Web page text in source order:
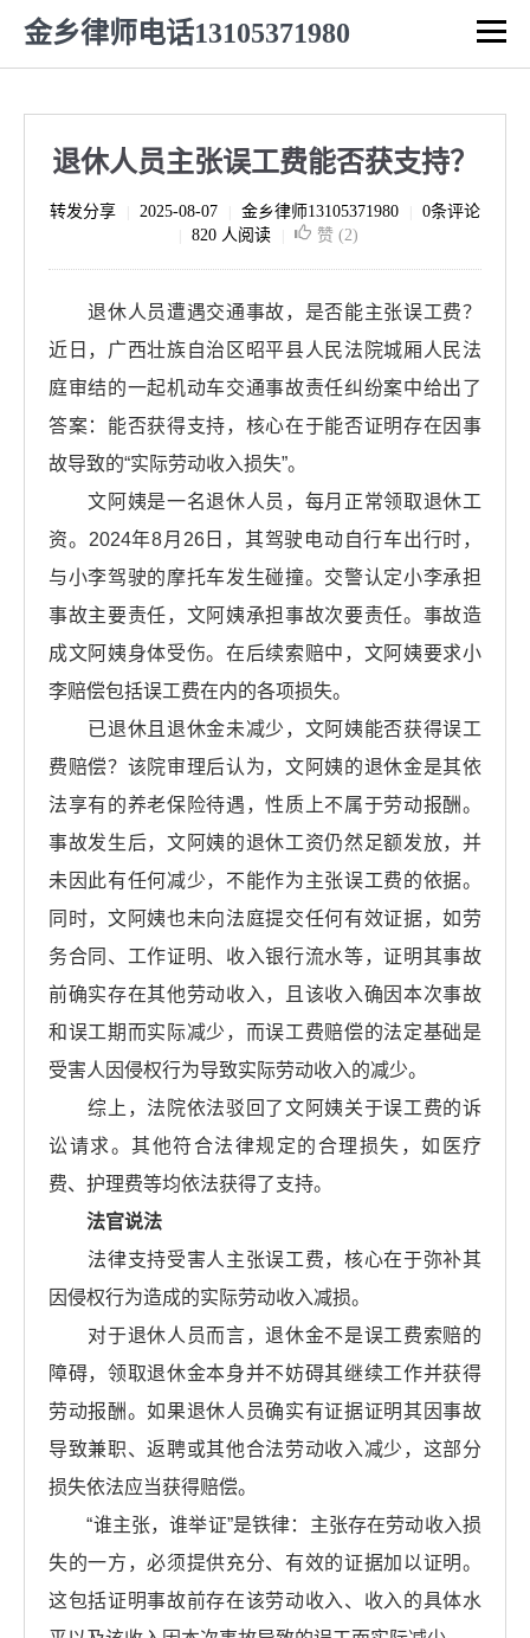
金乡律师电话13105371980
退休人员主张误工费能否获支持？
转发分享 2025-08-07 金乡律师13105371980 0条评论
820 人阅读 赞 (2)
退休人员遭遇交通事故，是否能主张误工费？
近日，广西壮族自治区昭平县人民法院城厢人民法
庭审结的一起机动车交通事故责任纠纷案中给出了
答案：能否获得支持，核心在于能否证明存在因事
故导致的“实际劳动收入损失”。
文阿姨是一名退休人员，每月正常领取退休工
资。2024年8月26日，其驾驶电动自行车出行时，
与小李驾驶的摩托车发生碰撞。交警认定小李承担
事故主要责任，文阿姨承担事故次要责任。事故造
成文阿姨身体受伤。在后续索赔中，文阿姨要求小
李赔偿包括误工费在内的各项损失。
已退休且退休金未减少，文阿姨能否获得误工
费赔偿？该院审理后认为，文阿姨的退休金是其依
法享有的养老保险待遇，性质上不属于劳动报酬。
事故发生后，文阿姨的退休工资仍然足额发放，并
未因此有任何减少，不能作为主张误工费的依据。
同时，文阿姨也未向法庭提交任何有效证据，如劳
务合同、工作证明、收入银行流水等，证明其事故
前确实存在其他劳动收入，且该收入确因本次事故
和误工期而实际减少，而误工费赔偿的法定基础是
受害人因侵权行为导致实际劳动收入的减少。
综上，法院依法驳回了文阿姨关于误工费的诉
讼请求。其他符合法律规定的合理损失，如医疗
费、护理费等均依法获得了支持。
法官说法
法律支持受害人主张误工费，核心在于弥补其
因侵权行为造成的实际劳动收入减损。
对于退休人员而言，退休金不是误工费索赔的
障碍，领取退休金本身并不妨碍其继续工作并获得
劳动报酬。如果退休人员确实有证据证明其因事故
导致兼职、返聘或其他合法劳动收入减少，这部分
损失依法应当获得赔偿。
“谁主张，谁举证”是铁律：主张存在劳动收入损
失的一方，必须提供充分、有效的证据加以证明。
这包括证明事故前存在该劳动收入、收入的具体水